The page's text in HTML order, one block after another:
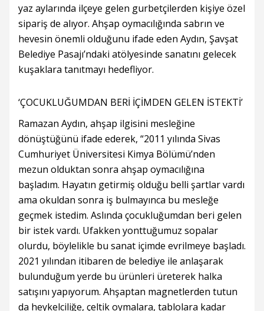
yaz aylarında ilçeye gelen gurbetçilerden kişiye özel
sipariş de alıyor. Ahşap oymacılığında sabrın ve
hevesin önemli olduğunu ifade eden Aydın, Şavşat
Belediye Pasajı’ndaki atölyesinde sanatını gelecek
kuşaklara tanıtmayı hedefliyor.
‘ÇOCUKLUĞUMDAN BERİ İÇİMDEN GELEN İSTEKTİ’
Ramazan Aydın, ahşap ilgisini mesleğine
dönüştüğünü ifade ederek, “2011 yılında Sivas
Cumhuriyet Üniversitesi Kimya Bölümü’nden
mezun olduktan sonra ahşap oymacılığına
başladım. Hayatın getirmiş olduğu belli şartlar vardı
ama okuldan sonra iş bulmayınca bu mesleğe
geçmek istedim. Aslında çocukluğumdan beri gelen
bir istek vardı. Ufakken yonttuğumuz sopalar
olurdu, böylelikle bu sanat içimde evrilmeye başladı.
2021 yılından itibaren de belediye ile anlaşarak
bulunduğum yerde bu ürünleri üreterek halka
satışını yapıyorum. Ahşaptan magnetlerden tutun
da heykelciliğe, çeltik oymalara, tablolara kadar